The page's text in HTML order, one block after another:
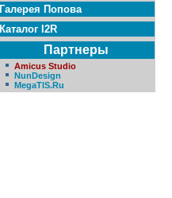
Галерея Попова
Каталог I2R
Партнеры
Amicus Studio
NunDesign
MegaTIS.Ru